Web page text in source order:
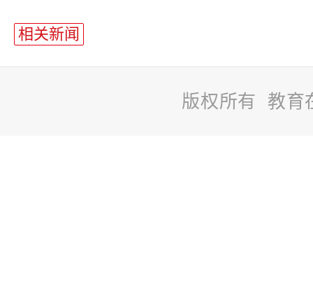
相关新闻
版权所有 教育